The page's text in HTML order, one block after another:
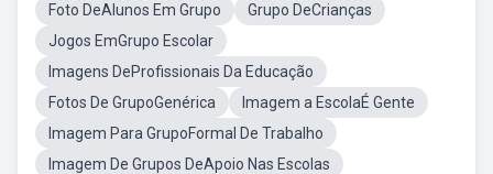
Foto DeAlunos Em Grupo
Grupo DeCrianças
Jogos EmGrupo Escolar
Imagens DeProfissionais Da Educação
Fotos De GrupoGenérica
Imagem a EscolaÉ Gente
Imagem Para GrupoFormal De Trabalho
Imagem De Grupos DeApoio Nas Escolas